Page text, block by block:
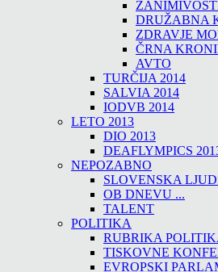
DRUŽABNA
ZDRAVJE
ČRNA
AVTO
TURČIJA 2014
SALVIA 2014
IODVB 2014
LETO 2013
DIO 2013
DEAFLYMPICS
NEPOZABNO
SLOVENSKA
OB DNEVU ...
TALENT
POLITIKA
RUBRIKA
TISKOVNE
EVROPSKI